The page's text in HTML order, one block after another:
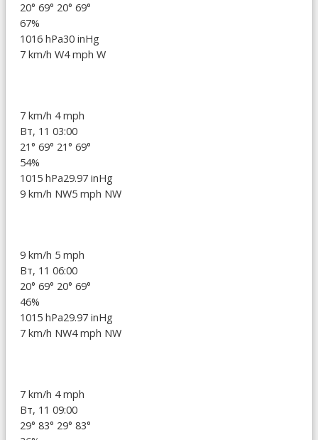
20° 69° 20° 69°
67%
1016 hPa30 inHg
7 km/h W4 mph W
7 km/h 4 mph
Вт, 11 03:00
21° 69° 21° 69°
54%
1015 hPa29.97 inHg
9 km/h NW5 mph NW
9 km/h 5 mph
Вт, 11 06:00
20° 69° 20° 69°
46%
1015 hPa29.97 inHg
7 km/h NW4 mph NW
7 km/h 4 mph
Вт, 11 09:00
29° 83° 29° 83°